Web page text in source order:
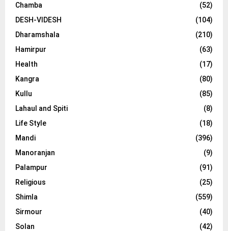
Chamba
(52)
DESH-VIDESH
(104)
Dharamshala
(210)
Hamirpur
(63)
Health
(17)
Kangra
(80)
Kullu
(85)
Lahaul and Spiti
(8)
Life Style
(18)
Mandi
(396)
Manoranjan
(9)
Palampur
(91)
Religious
(25)
Shimla
(559)
Sirmour
(40)
Solan
(42)